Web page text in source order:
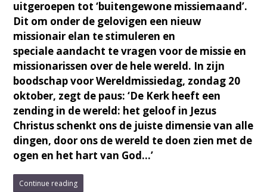
uitgeroepen tot ‘buitengewone missiemaand’.
Dit om onder de gelovigen een nieuw
missionair elan te stimuleren en
speciale aandacht te vragen voor de missie en
missionarissen over de hele wereld. In zijn
boodschap voor Wereldmissiedag, zondag 20
oktober, zegt de paus: ‘De Kerk heeft een
zending in de wereld: het geloof in Jezus
Christus schenkt ons de juiste dimensie van alle
dingen, door ons de wereld te doen zien met de
ogen en het hart van God…’
Continue reading